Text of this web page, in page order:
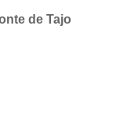
de Tajo